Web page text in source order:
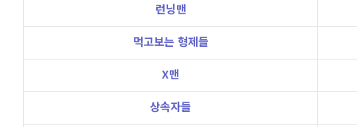
런닝맨
먹고보는 형제들
X맨
상속자들